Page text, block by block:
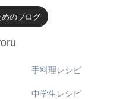
のブログ
手料理レシピ
中学生レシピ